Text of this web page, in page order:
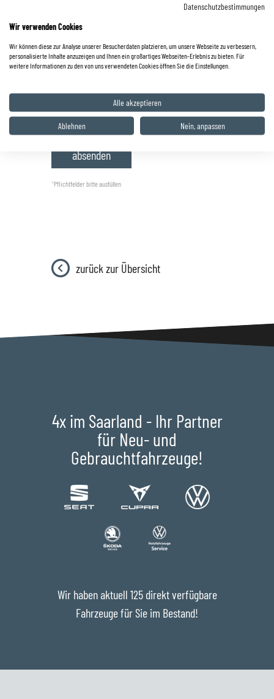
*Datenschutzbestimmungengelesen
und akzeptiert.
*Pflichtfelder bitte ausfüllen
zurück zur Übersicht
4x im Saarland - Ihr Partner
für Neu- und
Gebrauchtfahrzeuge!
Wir haben aktuell 125 direkt verfügbare
Fahrzeuge für Sie im Bestand!
Datenschutzbestimmungen
Wir verwenden Cookies
Wir können diese zur Analyse unserer Besucherdaten platzieren, um unsere Webseite zu verbessern,
personalisierte Inhalte anzuzeigen und Ihnen ein großartiges Webseiten-Erlebnis zu bieten. Für
weitere Informationen zu den von uns verwendeten Cookies öffnen Sie die Einstellungen.
Alle akzeptieren
Ablehnen Nein, anpassen